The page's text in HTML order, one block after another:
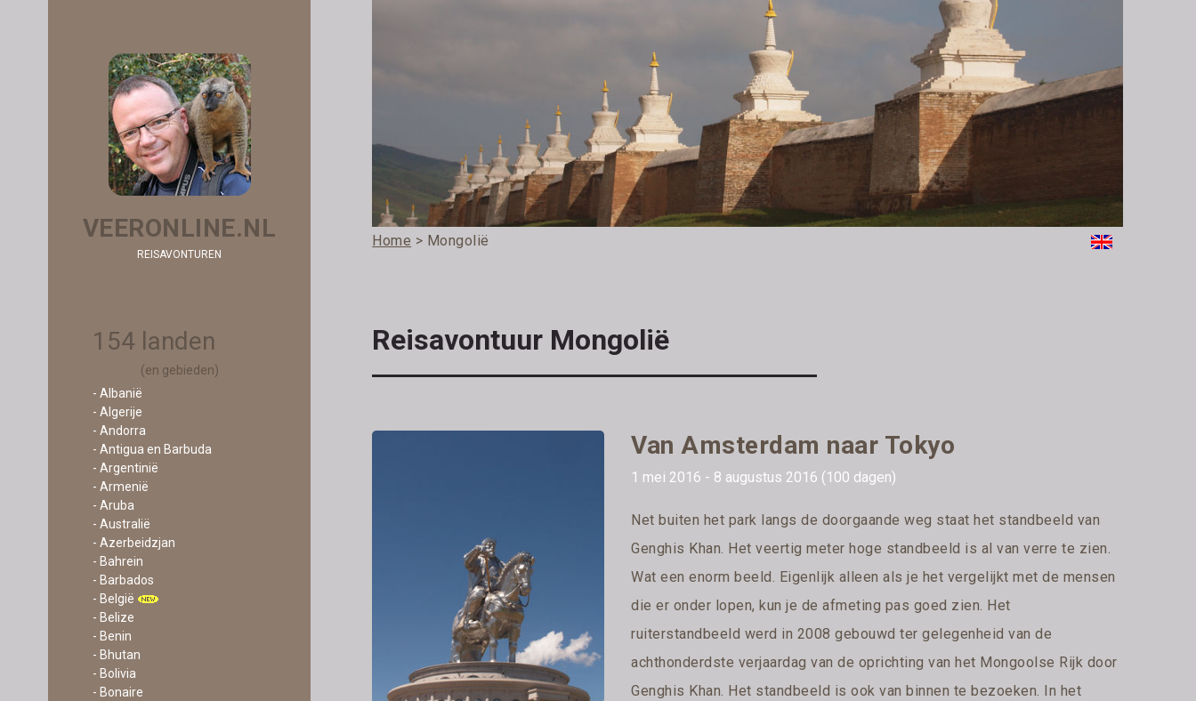
VEERONLINE.NL
REISAVONTUREN
154 landen
(en gebieden)
- Albanië
- Algerije
- Andorra
- Antigua en Barbuda
- Argentinië
- Armenië
- Aruba
- Australië
- Azerbeidzjan
- Bahrein
- Barbados
- België
- Belize
- Benin
- Bhutan
- Bolivia
- Bonaire
Home > Mongolië
Reisavontuur Mongolië
Van Amsterdam naar Tokyo
1 mei 2016 - 8 augustus 2016 (100 dagen)
Net buiten het park langs de doorgaande weg staat het standbeeld van
Genghis Khan. Het veertig meter hoge standbeeld is al van verre te zien.
Wat een enorm beeld. Eigenlijk alleen als je het vergelijkt met de mensen
die er onder lopen, kun je de afmeting pas goed zien. Het
ruiterstandbeeld werd in 2008 gebouwd ter gelegenheid van de
achthonderdste verjaardag van de oprichting van het Mongoolse Rijk door
Genghis Khan. Het standbeeld is ook van binnen te bezoeken. In het